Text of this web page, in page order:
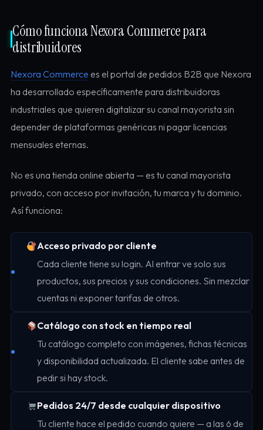
Cómo funciona Nexora Commerce para
distribuidores
Nexora Commerce es el portal de pedidos B2B que Nexora
ha desarrollado específicamente para distribuidoras
industriales que quieren digitalizar su canal mayorista sin
depender de plataformas genéricas ni pagar licencias
mensuales eternas.
No es una tienda online abierta — es tu canal mayorista
privado, con acceso por invitación, tu marca y tu dominio.
Así funciona:
Acceso privado por cliente
Cada cliente tiene su login. Al entrar ve solo sus
productos, sus precios y sus condiciones. Sin mezclar
cuentas ni exponer tarifas de otros.
Catálogo con stock en tiempo real
Tu catálogo completo con imágenes, fichas técnicas
y disponibilidad actualizada. El cliente sabe antes de
pedir si hay stock.
Pedidos 24/7 desde cualquier dispositivo
Tu cliente hace el pedido cuando quiere — a las 6 de